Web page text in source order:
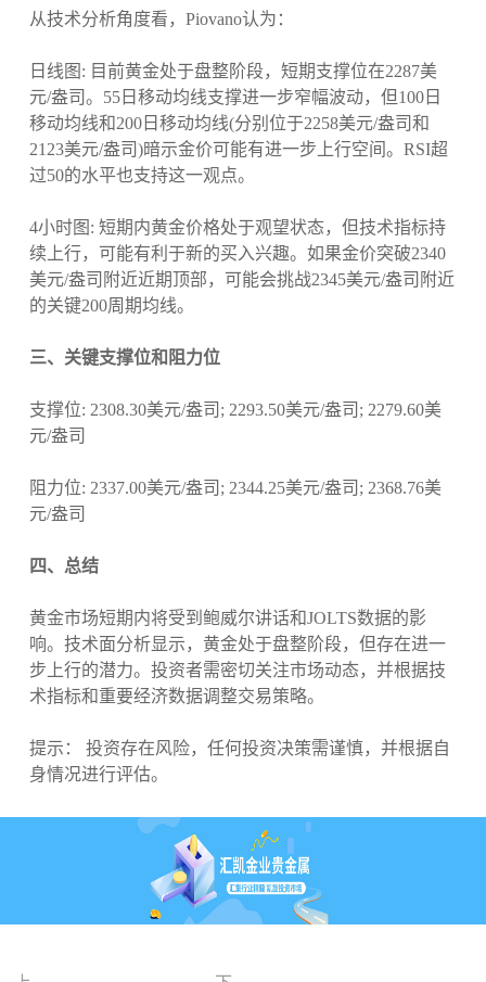
从技术分析角度看，Piovano认为：
日线图: 目前黄金处于盘整阶段，短期支撑位在2287美
元/盎司。55日移动均线支撑进一步窄幅波动，但100日
移动均线和200日移动均线(分别位于2258美元/盎司和
2123美元/盎司)暗示金价可能有进一步上行空间。RSI超
过50的水平也支持这一观点。
4小时图: 短期内黄金价格处于观望状态，但技术指标持
续上行，可能有利于新的买入兴趣。如果金价突破2340
美元/盎司附近近期顶部，可能会挑战2345美元/盎司附近
的关键200周期均线。
三、关键支撑位和阻力位
支撑位: 2308.30美元/盎司; 2293.50美元/盎司; 2279.60美
元/盎司
阻力位: 2337.00美元/盎司; 2344.25美元/盎司; 2368.76美
元/盎司
四、总结
黄金市场短期内将受到鲍威尔讲话和JOLTS数据的影
响。技术面分析显示，黄金处于盘整阶段，但存在进一
步上行的潜力。投资者需密切关注市场动态，并根据技
术指标和重要经济数据调整交易策略。
提示： 投资存在风险，任何投资决策需谨慎，并根据自
身情况进行评估。